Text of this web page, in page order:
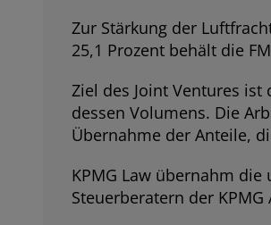
Zur Stärkung der
25,1 Prozent behält die
Ziel des Joint Ventures
dessen Volumens. Die
Übernahme der Anteile,
KPMG Law übernahm
Steuerberatern der